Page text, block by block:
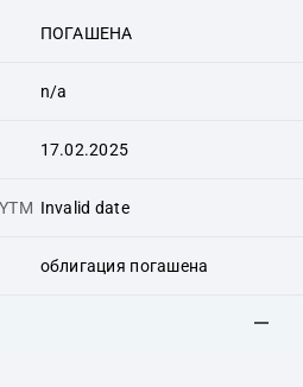
ПОГАШЕНА
n/a
17.02.2025
Invalid date
облигация погашена